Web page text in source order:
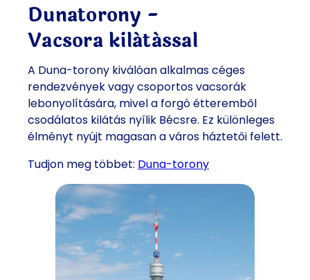
Dunatorony -
Vacsora kilátással
A Duna-torony kiválóan alkalmas céges
rendezvények vagy csoportos vacsorák
lebonyolítására, mivel a forgó étteremből
csodálatos kilátás nyílik Bécsre. Ez különleges
élményt nyújt magasan a város háztetői felett.
Tudjon meg többet: Duna-torony